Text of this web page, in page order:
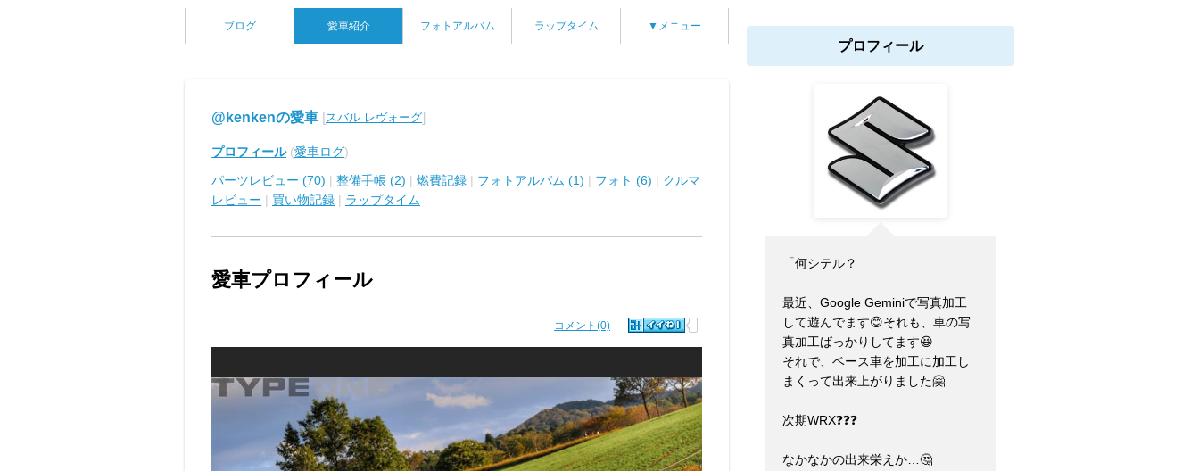
ブログ 愛車紹介 フォトアルバム ラップタイム ▼メニュー
@kenkenの愛車 [スバル レヴォーグ]
プロフィール(愛車ログ)
パーツレビュー (70) | 整備手帳 (2) | 燃費記録 | フォトアルバム (1) | フォト (6) | クルマ
レビュー | 買い物記録 | ラップタイム
愛車プロフィール
コメント(0)
プロフィール
「何シテル？
最近、Google Geminiで写真加工
して遊んでます😊それも、車の写
真加工ばっかりしてます😆
それで、ベース車を加工に加工し
まくって出来上がりました🤗
次期WRX❓❓❓
なかなかの出来栄えか…🤔